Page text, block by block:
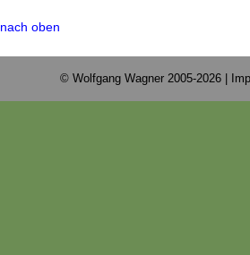
nach oben
© Wolfgang Wagner 2005-2026 |